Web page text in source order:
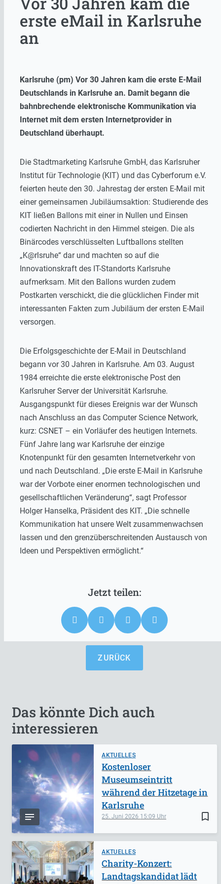
erste eMail in Karlsruhe
an
Karlsruhe (pm) Vor 30 Jahren kam die erste E-Mail
Deutschlands in Karlsruhe an. Damit begann die
bahnbrechende elektronische Kommunikation via
Internet mit dem ersten Internetprovider in
Deutschland überhaupt.
Die Stadtmarketing Karlsruhe GmbH, das Karlsruher
Institut für Technologie (KIT) und das Cyberforum e.V.
feierten heute den 30. Jahrestag der ersten E-Mail mit
einer gemeinsamen Jubiläumsaktion: Studierende des
KIT ließen Ballons mit einer in Nullen und Einsen
codierten Nachricht in den Himmel steigen. Die als
Binärcodes verschlüsselten Luftballons stellten
„K@rlsruhe“ dar und machten so auf die
Innovationskraft des IT-Standorts Karlsruhe
aufmerksam. Mit den Ballons wurden zudem
Postkarten verschickt, die die glücklichen Finder mit
interessanten Fakten zum Jubiläum der ersten E-Mail
versorgen.
Die Erfolgsgeschichte der E-Mail in Deutschland
begann vor 30 Jahren in Karlsruhe. Am 03. August
1984 erreichte die erste elektronische Post den
Karlsruher Server der Universität Karlsruhe.
Ausgangspunkt für dieses Ereignis war der Wunsch
nach Anschluss an das Computer Science Network,
kurz: CSNET – ein Vorläufer des heutigen Internets.
Fünf Jahre lang war Karlsruhe der einzige
Knotenpunkt für den gesamten Internetverkehr von
und nach Deutschland. „Die erste E-Mail in Karlsruhe
war der Vorbote einer enormen technologischen und
gesellschaftlichen Veränderung“, sagt Professor
Holger Hanselka, Präsident des KIT. „Die schnelle
Kommunikation hat unsere Welt zusammenwachsen
lassen und den grenzüberschreitenden Austausch von
Ideen und Perspektiven ermöglicht.“
ZURÜCK
Das könnte Dich auch
interessieren
AKTUELLES
bookmark_border
25. Juni 2026 15:09
Kostenloser
Museumseintritt
während der Hitzetage in
Karlsruhe
AKTUELLES
Charity-Konzert:
Landtagskandidat lädt